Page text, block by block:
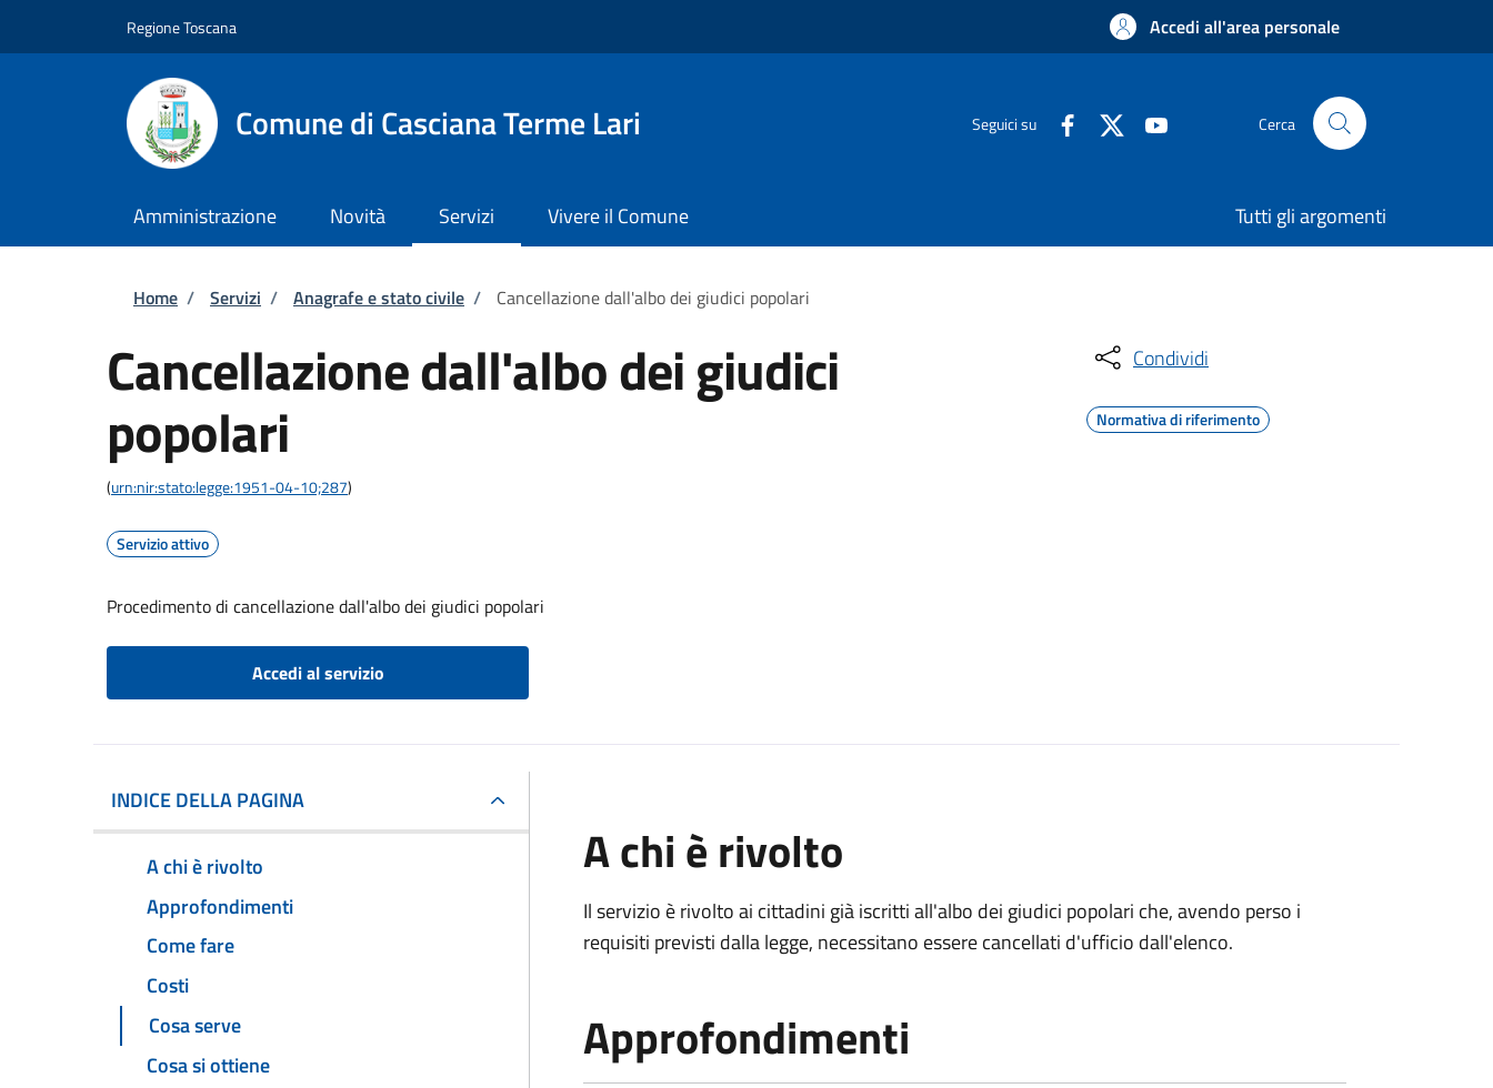
Regione Toscana Accedi all'area personale
Comune di Casciana Terme Lari Seguici su Cerca
Amministrazione Novità Servizi Vivere il Comune Tutti gli argomenti
Briciole di pane
Home / Servizi / Anagrafe e stato civile / Cancellazione dall'albo dei giudici popolari
Cancellazione dall'albo dei giudici
popolari
(urn:nir:stato:legge:1951-04-10;287)
Servizio attivo
Procedimento di cancellazione dall'albo dei giudici popolari
Accedi al servizio
Condividi
Normativa di riferimento
INDICE DELLA PAGINA
A chi è rivolto
Approfondimenti
Come fare
Costi
Cosa serve
Cosa si ottiene
A chi è rivolto
Il servizio è rivolto ai cittadini già iscritti all'albo dei giudici popolari che, avendo perso i
requisiti previsti dalla legge, necessitano essere cancellati d'ufficio dall'elenco.
Approfondimenti